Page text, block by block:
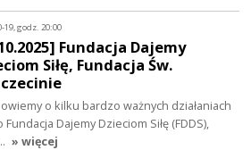
19, godz. 20:00
Fundacja Dajemy
Siłę, Fundacja Św.
o kilku bardzo ważnych działaniach
Dajemy Dzieciom Siłę (FDDS),
» więcej